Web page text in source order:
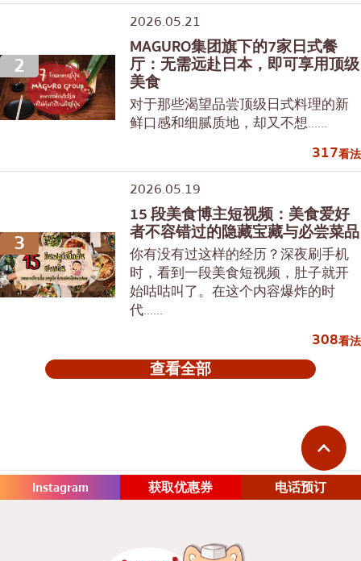
2
2026.05.21
MAGURO集团旗下的7家日式餐
厅：无需远赴日本，即可享用顶级
美食
对于那些渴望品尝顶级日式料理的新
鲜口感和细腻质地，却又不想……
317看法
3
2026.05.19
15 段美食博主短视频：美食爱好
者不容错过的隐藏宝藏与必尝菜品
你有没有过这样的经历？深夜刷手机
时，看到一段美食短视频，肚子就开
始咕咕叫了。在这个内容爆炸的时
代……
308看法
查看全部
Instagram 获取优惠券 电话预订